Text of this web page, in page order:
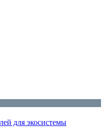
для экосистемы